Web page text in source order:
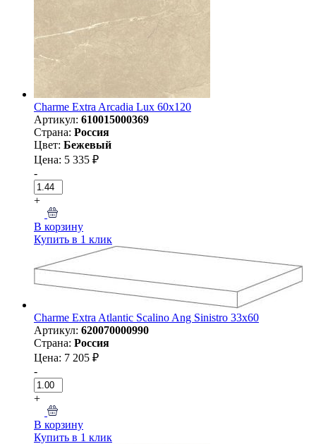
Charme Extra Arcadia Lux 60х120
Артикул: 610015000369
Страна: Россия
Цвет: Бежевый
Цена: 5 335 ₽
-
+
В корзину
Купить в 1 клик
Charme Extra Atlantic Scalino Ang Sinistro 33x60
Артикул: 620070000990
Страна: Россия
Цена: 7 205 ₽
-
+
В корзину
Купить в 1 клик